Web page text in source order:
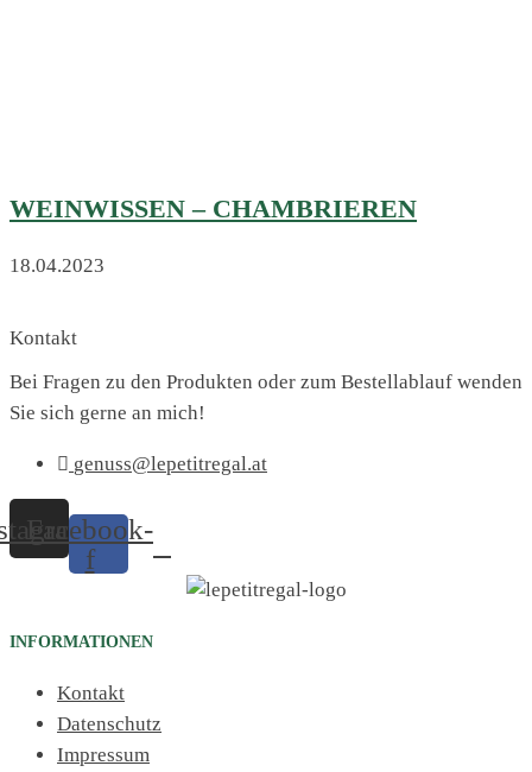
WEINWISSEN – CHAMBRIEREN
18.04.2023
Kontakt
Bei Fragen zu den Produkten oder zum Bestellablauf wenden
Sie sich gerne an mich!
genuss@lepetitregal.at
Facebook-
f
INFORMATIONEN
Kontakt
Datenschutz
Impressum